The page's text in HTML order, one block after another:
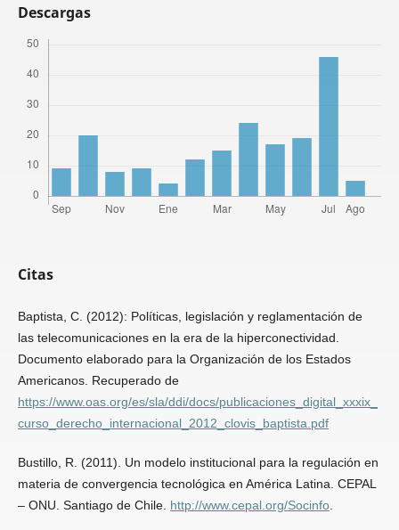
Descargas
Citas
Baptista, C. (2012): Políticas, legislación y reglamentación de
las telecomunicaciones en la era de la hiperconectividad.
Documento elaborado para la Organización de los Estados
Americanos. Recuperado de
https://www.oas.org/es/sla/ddi/docs/publicaciones_digital_xxxix_
curso_derecho_internacional_2012_clovis_baptista.pdf
Bustillo, R. (2011). Un modelo institucional para la regulación en
materia de convergencia tecnológica en América Latina. CEPAL
– ONU. Santiago de Chile. http://www.cepal.org/Socinfo.